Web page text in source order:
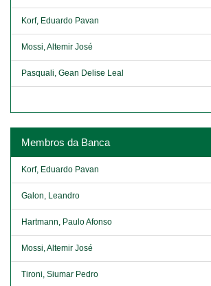
Korf, Eduardo Pavan
Mossi, Altemir José
Pasquali, Gean Delise Leal
Membros da Banca
Korf, Eduardo Pavan
Galon, Leandro
Hartmann, Paulo Afonso
Mossi, Altemir José
Tironi, Siumar Pedro